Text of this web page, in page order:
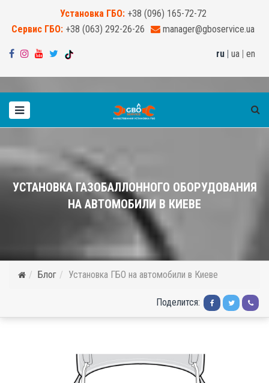
Установка ГБО: +38 (096) 165-72-72
Сервис ГБО: +38 (063) 292-26-26 manager@gboservice.ua
ru | ua | en
УСТАНОВКА ГАЗОБАЛЛОННОГО ОБОРУДОВАНИЯ
НА АВТОМОБИЛИ В КИЕВЕ
Блог Установка ГБО на автомобили в Киеве
Поделится: